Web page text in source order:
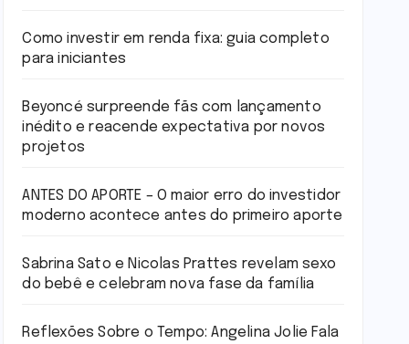
Como investir em renda fixa: guia completo
para iniciantes
Beyoncé surpreende fãs com lançamento
inédito e reacende expectativa por novos
projetos
ANTES DO APORTE – O maior erro do investidor
moderno acontece antes do primeiro aporte
Sabrina Sato e Nicolas Prattes revelam sexo
do bebê e celebram nova fase da família
Reflexões Sobre o Tempo: Angelina Jolie Fala